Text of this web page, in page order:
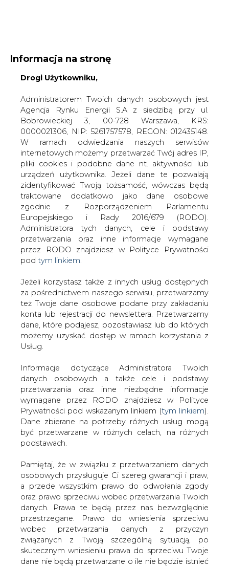
WŁĄCZ CIRE.TV
Administratorem Twoich danych osobowych jest
Bobrowieckiej 3, 00-728 Warszawa, KRS:
W ramach odwiedzania naszych serwisów
internetowych możemy przetwarzać Twój adres IP,
pliki cookies i podobne dane nt. aktywności lub
urządzeń użytkownika. Jeżeli dane te pozwalają
zidentyfikować Twoją tożsamość, wówczas będą
traktowane dodatkowo jako dane osobowe
zgodnie z Rozporządzeniem Parlamentu
Europejskiego i Rady 2016/679 (RODO).
Administratora tych danych, cele i podstawy
przetwarzania oraz inne informacje wymagane
przez RODO znajdziesz w Polityce Prywatności
podtym linkiem.
Jeżeli korzystasz także z innych usług dostępnych
za pośrednictwem naszego serwisu, przetwarzamy
też Twoje dane osobowe podane przy zakładaniu
dane, które podajesz, pozostawiasz lub do których
możemy uzyskać dostęp w ramach korzystania z
Usług.
Informacje dotyczące Administratora Twoich
danych osobowych a także cele i podstawy
przetwarzania oraz inne niezbędne informacje
Prywatności pod wskazanym linkiem (tym linkiem).
Dane zbierane na potrzeby różnych usług mogą
być przetwarzane w różnych celach, na różnych
podstawach.
Pamiętaj, że w związku z przetwarzaniem danych
osobowych przysługuje Ci szereg gwarancji i praw,
a przede wszystkim prawo do odwołania zgody
danych. Prawa te będą przez nas bezwzględnie
przestrzegane. Prawo do wniesienia sprzeciwu
wobec przetwarzania danych z przyczyn
związanych z Twoją szczególną sytuacją, po
skutecznym wniesieniu prawa do sprzeciwu Twoje
dane nie będą przetwarzane o ile nie będzie istnieć
ważna prawnie uzasadniona podstawa do
przetwarzania, nadrzędna wobec Twoich interesów,
praw i wolności lub podstawa do ustalenia,
dochodzenia lub obrony roszczeń. Twoje dane nie
Strona główna /
SERWIS INFORMACYJNY CIRE
/ Zjednoczone Emiraty Arabskie szukają alternatywy
2008-01-22 00:00
drukuj
skomentuj
udostępnij:
Zjednoczone Emiraty Arabskie
Zjednoczone Emiraty Arabskie
posiadające ponad 8 proc. światowych
zainwestować 15 mld USD w badania
nad alternatywnymi źródłami energii -
pisze Puls Biznesu.
Potentat naftowy zamierza zainwestować między innymi
w budowę największej na świecie elektrowni wodorowej.
W projekcie wezmą udział również BP - brytyjski koncern
naftowy oraz Rio Tinto - brytyjsko-australijski gigant
górniczy.